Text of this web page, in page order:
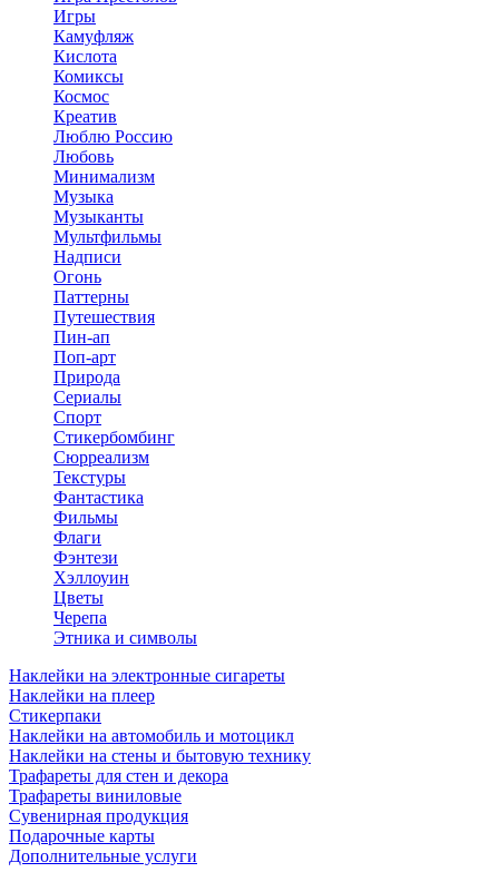
Игры
Камуфляж
Кислота
Комиксы
Космос
Креатив
Люблю Россию
Любовь
Минимализм
Музыка
Музыканты
Мультфильмы
Надписи
Огонь
Паттерны
Путешествия
Пин-ап
Поп-арт
Природа
Сериалы
Спорт
Стикербомбинг
Сюрреализм
Текстуры
Фантастика
Фильмы
Флаги
Фэнтези
Хэллоуин
Цветы
Черепа
Этника и символы
Наклейки на электронные сигареты
Наклейки на плеер
Стикерпаки
Наклейки на автомобиль и мотоцикл
Наклейки на стены и бытовую технику
Трафареты для стен и декора
Трафареты виниловые
Сувенирная продукция
Подарочные карты
Дополнительные услуги